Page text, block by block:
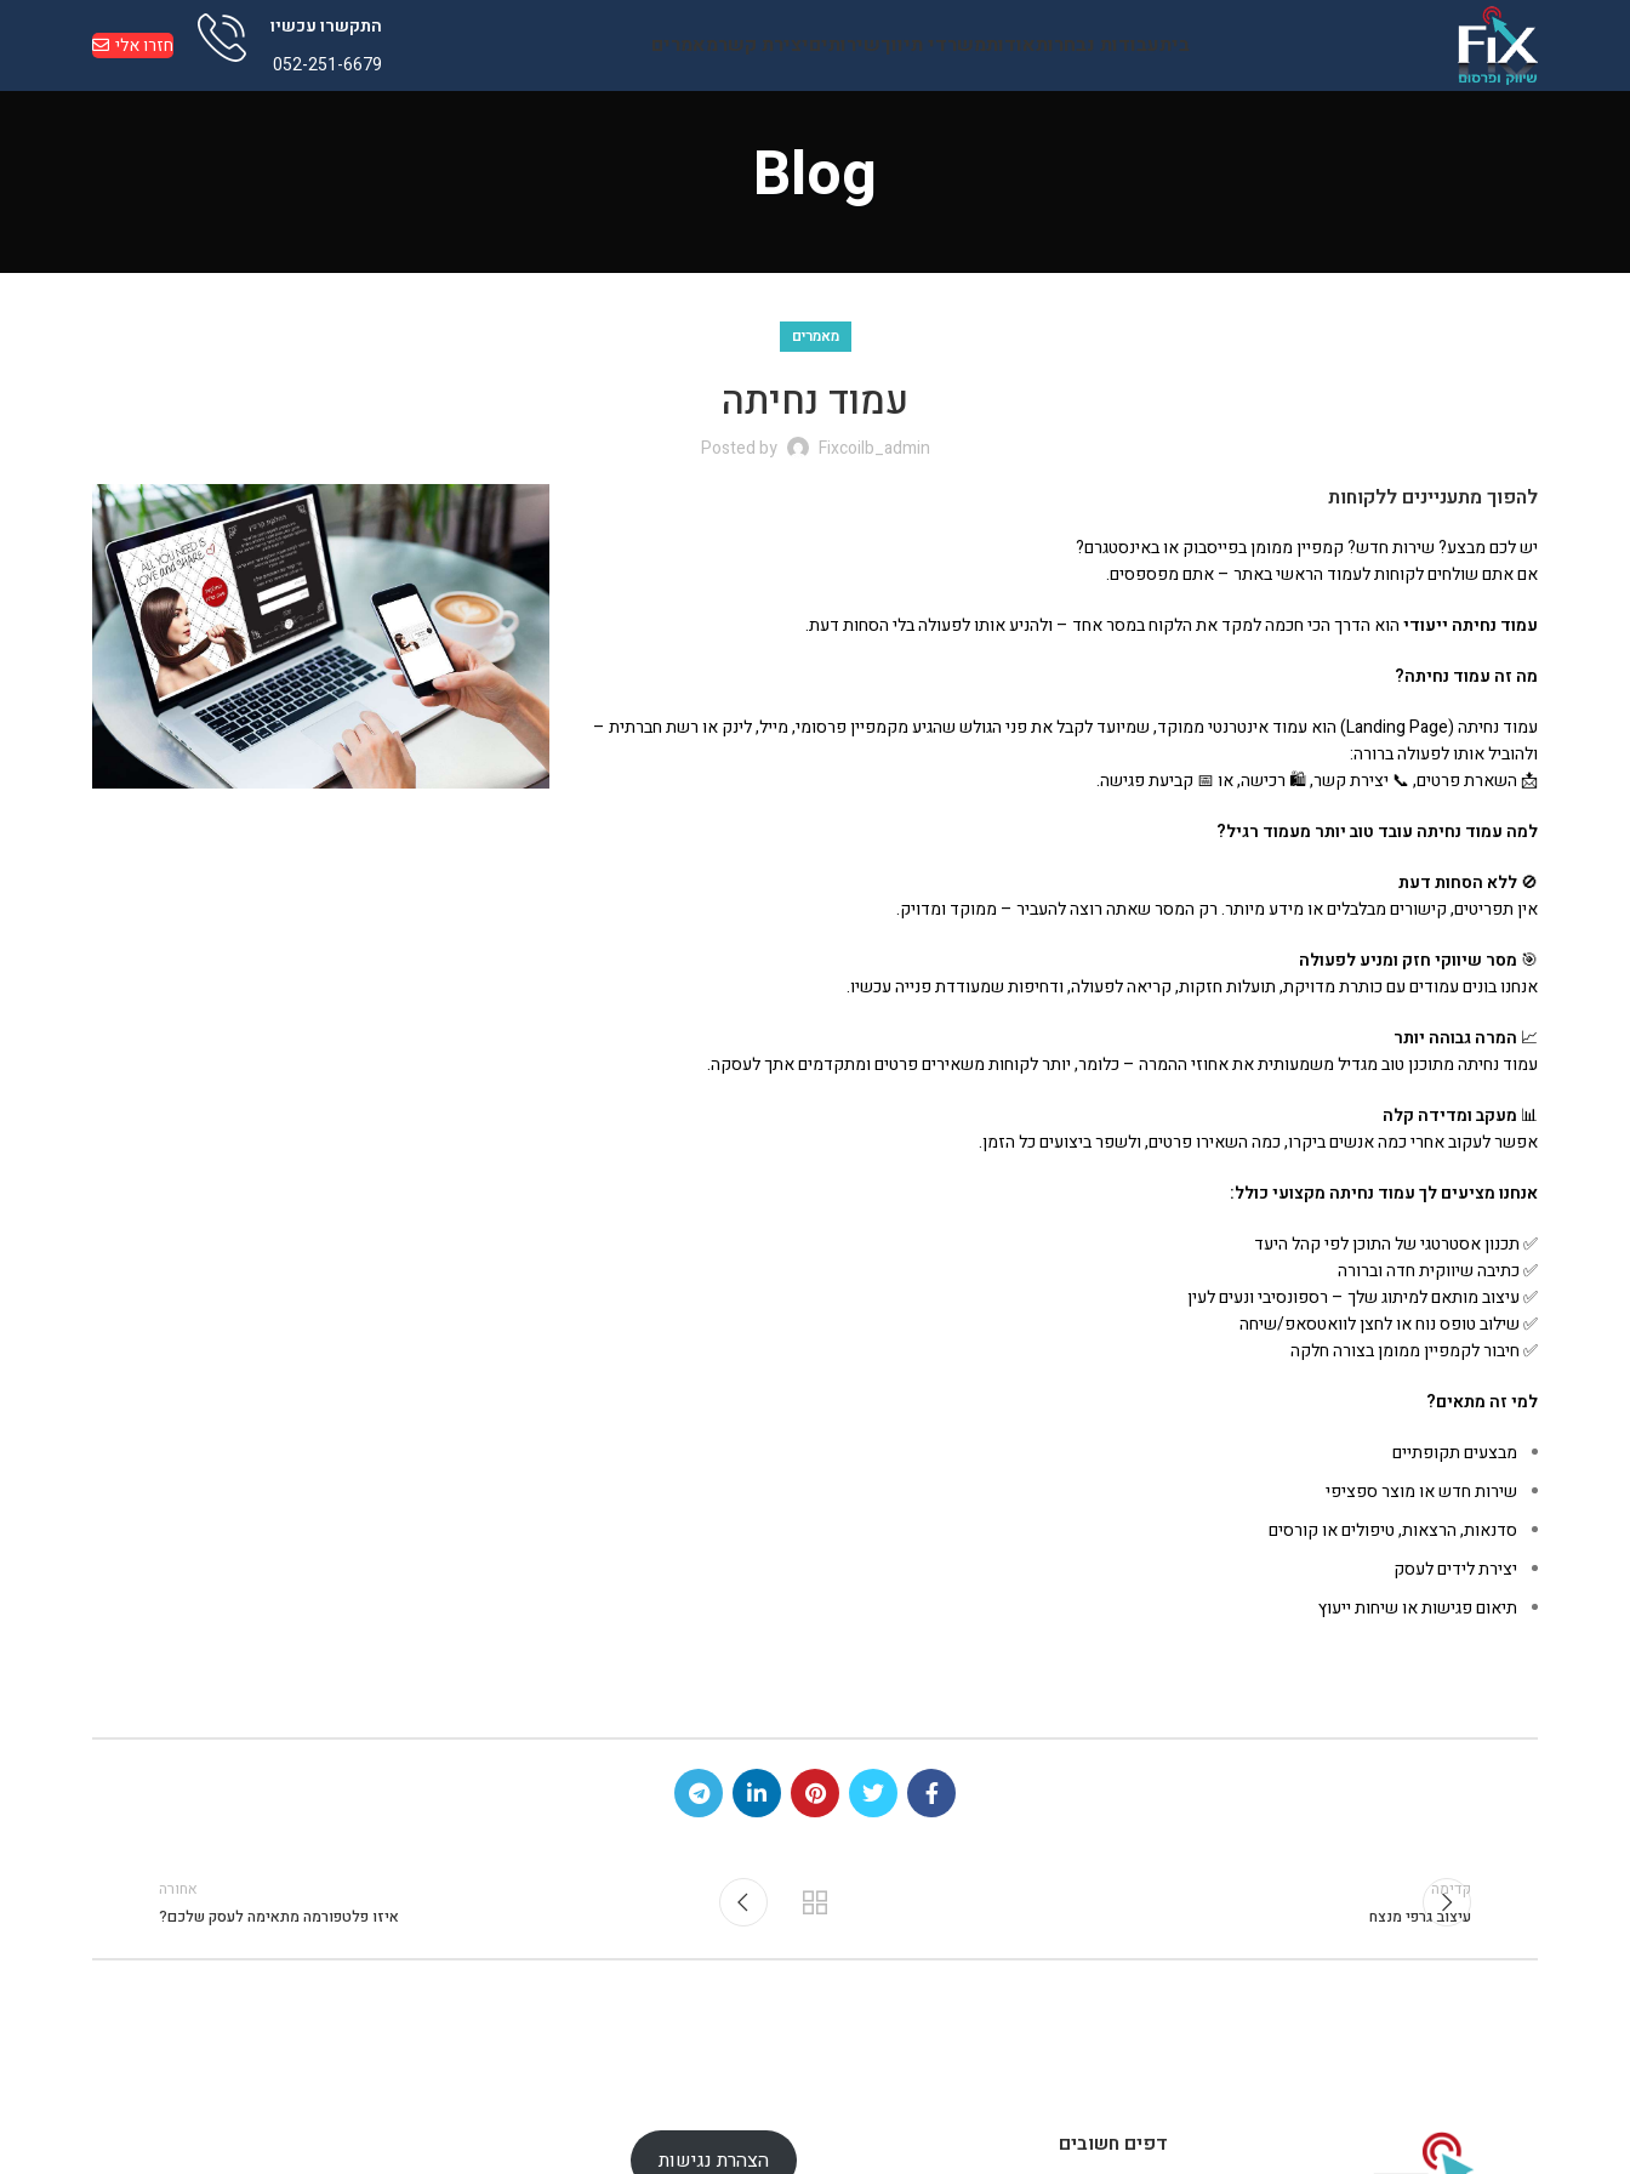
ביתעבודות נבחרותאודותמשרדי תיווךשירותיםיצירת קשרמאמרים
התקשרו עכשיו
052-251-6679
חזרו אלי
Blog
מאמרים
עמוד נחיתה
Posted by Fixcoilb_admin
להפוך מתעניינים ללקוחות
יש לכם מבצע? שירות חדש? קמפיין ממומן בפייסבוק או באינסטגרם?
אם אתם שולחים לקוחות לעמוד הראשי באתר – אתם מפספסים.
עמוד נחיתה ייעודיהוא הדרך הכי חכמה למקד את הלקוח במסר אחד – ולהניע אותו לפעולה בלי הסחות דעת.
מה זה עמוד נחיתה?
עמוד נחיתה (Landing Page) הוא עמוד אינטרנטי ממוקד, שמיועד לקבל את פני הגולש שהגיע מקמפיין פרסומי, מייל, לינק או רשת חברתית –
ולהוביל אותו לפעולה ברורה:
📩 השארת פרטים, 📞 יצירת קשר, 🛍️ רכישה, או 📅 קביעת פגישה.
למה עמוד נחיתה עובד טוב יותר מעמוד רגיל?
🚫ללא הסחות דעת
אין תפריטים, קישורים מבלבלים או מידע מיותר. רק המסר שאתה רוצה להעביר – ממוקד ומדויק.
🎯 מסר שיווקי חזק ומניע לפעולה
אנחנו בונים עמודים עם כותרת מדויקת, תועלות חזקות, קריאה לפעולה, ודחיפות שמעודדת פנייה עכשיו.
📈 המרה גבוהה יותר
עמוד נחיתה מתוכנן טוב מגדיל משמעותית את אחוזי ההמרה – כלומר, יותר לקוחות משאירים פרטים ומתקדמים אתך לעסקה.
📊 מעקב ומדידה קלה
אפשר לעקוב אחרי כמה אנשים ביקרו, כמה השאירו פרטים, ולשפר ביצועים כל הזמן.
אנחנו מציעים לך עמוד נחיתה מקצועי כולל:
✅ תכנון אסטרטגי של התוכן לפי קהל היעד
✅ כתיבה שיווקית חדה וברורה
✅ עיצוב מותאם למיתוג שלך – רספונסיבי ונעים לעין
✅ שילוב טופס נוח או לחצן לוואטסאפ/שיחה
✅ חיבור לקמפיין ממומן בצורה חלקה
למי זה מתאים?
מבצעים תקופתיים
שירות חדש או מוצר ספציפי
סדנאות, הרצאות, טיפולים או קורסים
יצירת לידים לעסק
תיאום פגישות או שיחות ייעוץ
קדימה
עיצוב גרפי מנצח
אחורה
איזו פלטפורמה מתאימה לעסק שלכם?
דפים חשובים
הצהרת נגישות